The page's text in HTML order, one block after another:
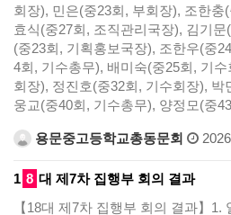
회장), 민은(중23회, 부회장), 조한충
효식(중27회, 조직관리국장), 김기
(중23회, 기획홍보국장), 조한우(중
4회, 기수총무), 배미숙(중25회, 기
회장), 정진호(중32회, 기수회장), 박
웅교(중40회, 기수총무), 양정모(중
용문중고등학교총동문회
1 8 대 제7차 집행부 회의 결과
【18대 제7차 집행부 회의 결과】1.